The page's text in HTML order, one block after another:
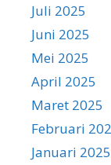
Juli 2025
Juni 2025
Mei 2025
April 2025
Maret 2025
Februari
Januari 2025